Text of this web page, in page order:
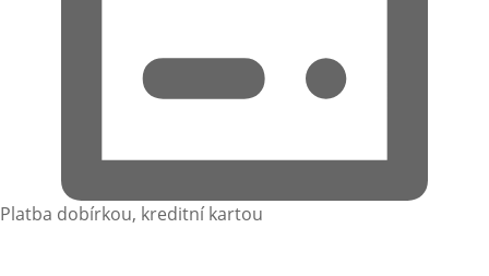
Platba dobírkou, kreditní kartou